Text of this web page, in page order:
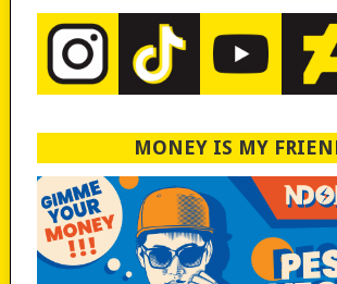
MONEY IS MY